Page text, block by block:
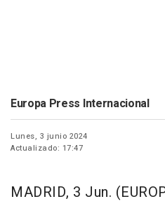
Europa Press Internacional
Lunes, 3 junio 2024
Actualizado: 17:47
MADRID, 3 Jun.